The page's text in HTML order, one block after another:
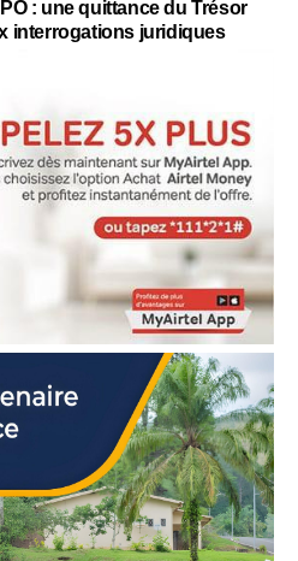
: une quittance du Trésor
interrogations juridiques